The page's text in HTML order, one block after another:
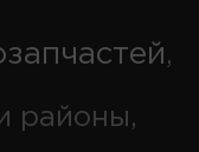
,
районы,